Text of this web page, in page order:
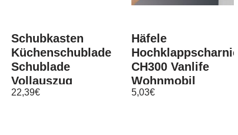
Schubkasten
Küchenschublade
Schublade
Vollauszug
Küchenschubkasten
22,39€
Häfele
Hochklappscharnier
CH300 Vanlife
Wohnmobil
Ausbau Camping
5,03€